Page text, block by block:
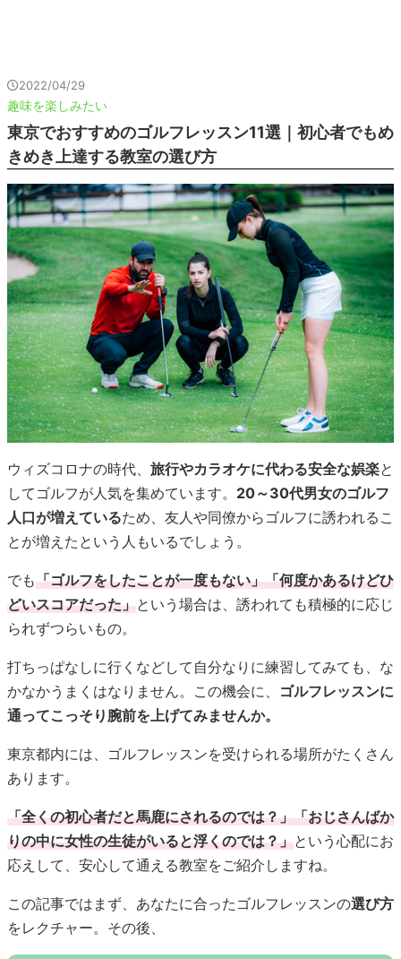
2022/04/29
趣味を楽しみたい
東京でおすすめのゴルフレッスン11選｜初心者でもめ
きめき上達する教室の選び方
ウィズコロナの時代、 旅行やカラオケに代わる安全な娯楽と
してゴルフが人気を集めています。 20～30代男女のゴルフ
人口が増えているため、友人や同僚からゴルフに誘われるこ
とが増えたという人もいるでしょう。
でも「ゴルフをしたことが一度もない」「何度かあるけどひ
どいスコアだった」という場合は、誘われても積極的に応じ
られずつらいもの。
打ちっぱなしに行くなどして自分なりに練習してみても、な
かなかうまくはなりません。この機会に、 ゴルフレッスンに
通ってこっそり腕前を上げてみませんか。
東京都内には、ゴルフレッスンを受けられる場所がたくさん
あります。
「全くの初心者だと馬鹿にされるのでは？」「おじさんばか
りの中に女性の生徒がいると浮くのでは？」という心配にお
応えして、安心して通える教室をご紹介しますね。
この記事ではまず、あなたに合ったゴルフレッスンの選び方
をレクチャー。その後、